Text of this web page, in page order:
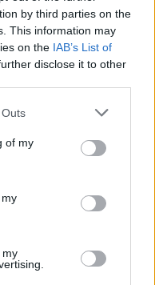
by third parties on the
This information may
on the IAB’s List of
disclose it to other
of my
my
επίσης ότι η
μεταδοθεί μέσω
ατμίσματος, καθώς
της στενής
στα
αίτια και η